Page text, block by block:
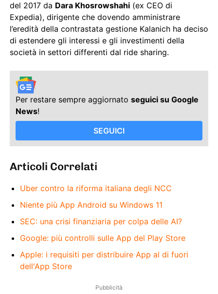
del 2017 da Dara Khosrowshahi (ex CEO di
Expedia), dirigente che dovendo amministrare
l’eredità della contrastata gestione Kalanich ha deciso
di estendere gli interessi e gli investimenti della
società in settori differenti dal ride sharing.
Per restare sempre aggiornato seguici su Google
News!
SEGUICI
Articoli Correlati
Uber contro la riforma italiana degli NCC
Niente più App Android su Windows 11
SEC: una crisi finanziaria per colpa delle AI?
Google: più controlli sulle App del Play Store
Apple: i requisiti per distribuire App al di fuori
dell'App Store
Pubblicità